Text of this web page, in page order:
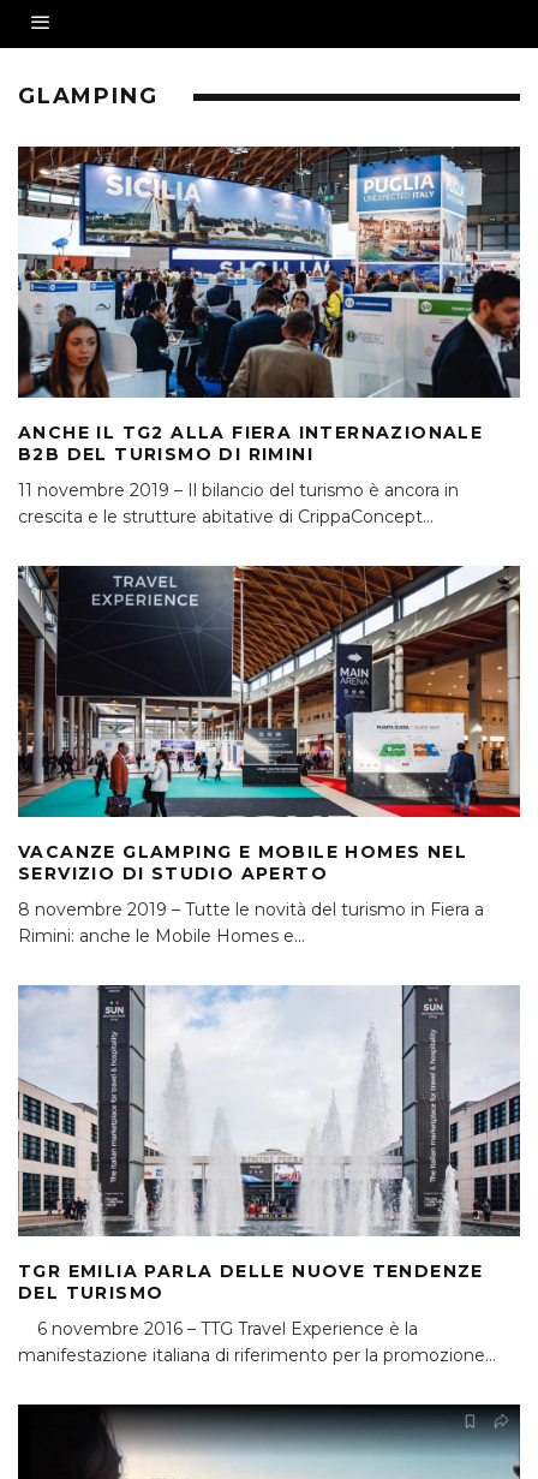
GLAMPING
ANCHE IL TG2 ALLA FIERA INTERNAZIONALE
B2B DEL TURISMO DI RIMINI
11 novembre 2019 – Il bilancio del turismo è ancora in
crescita e le strutture abitative di CrippaConcept...
VACANZE GLAMPING E MOBILE HOMES NEL
SERVIZIO DI STUDIO APERTO
8 novembre 2019 – Tutte le novità del turismo in Fiera a
Rimini: anche le Mobile Homes e...
TGR EMILIA PARLA DELLE NUOVE TENDENZE
DEL TURISMO
6 novembre 2016 – TTG Travel Experience è la
manifestazione italiana di riferimento per la promozione...